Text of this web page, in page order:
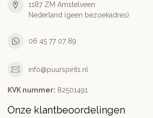
1187 ZM Amstelveen
Nederland (geen bezoekadres)
06 45 77 07 89
info@puurspirits.nl
KVK nummer: 82501491
Onze klantbeoordelingen